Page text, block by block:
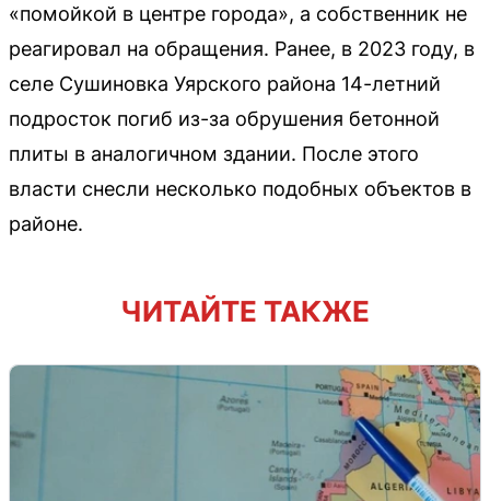
«помойкой в центре города», а собственник не
реагировал на обращения. Ранее, в 2023 году, в
селе Сушиновка Уярского района 14-летний
подросток погиб из-за обрушения бетонной
плиты в аналогичном здании. После этого
власти снесли несколько подобных объектов в
районе.
ЧИТАЙТЕ ТАКЖЕ